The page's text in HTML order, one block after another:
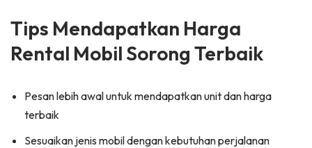
Tips Mendapatkan Harga
Rental Mobil Sorong Terbaik
Pesan lebih awal untuk mendapatkan unit dan harga
terbaik
Sesuaikan jenis mobil dengan kebutuhan perjalanan